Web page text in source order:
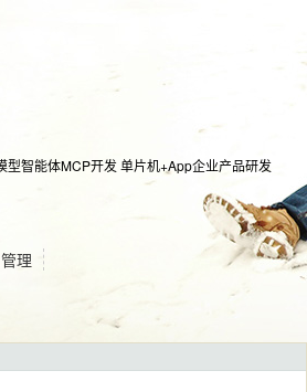
型智能体MCP开发 单片机+App企业产品研发
管理